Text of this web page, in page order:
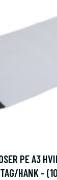
PE A3
HANK -